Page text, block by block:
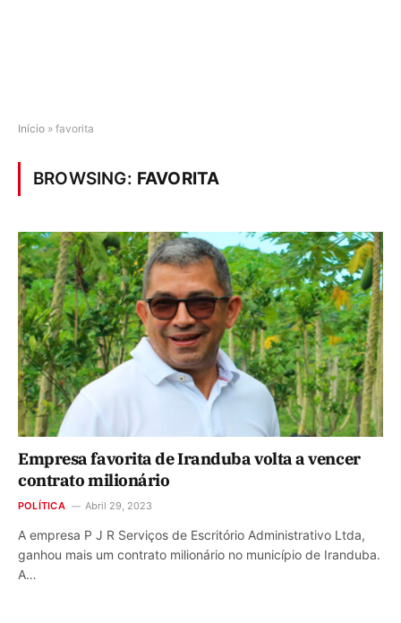
Início » favorita
BROWSING: FAVORITA
Empresa favorita de Iranduba volta a vencer
contrato milionário
POLÍTICA Abril 29, 2023
A empresa P J R Serviços de Escritório Administrativo Ltda,
ganhou mais um contrato milionário no município de Iranduba.
A…